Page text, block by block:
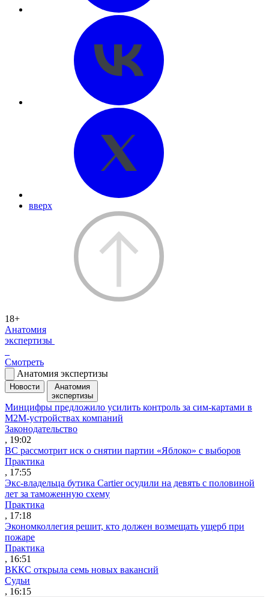
вверх
18+
Анатомия
экспертизы
Смотреть
Анатомия экспертизы
Новости
Анатомия
экспертизы
Минцифры предложило усилить контроль за сим-картами в
M2M-устройствах компаний
Законодательство
, 19:02
ВС рассмотрит иск о снятии партии «Яблоко» с выборов
Практика
, 17:55
Экс-владельца бутика Cartier осудили на девять с половиной
лет за таможенную схему
Практика
, 17:18
Экономколлегия решит, кто должен возмещать ущерб при
пожаре
Практика
, 16:51
ВККС открыла семь новых вакансий
Судьи
, 16:15